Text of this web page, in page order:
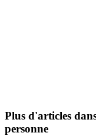
Plus d'articles
personne